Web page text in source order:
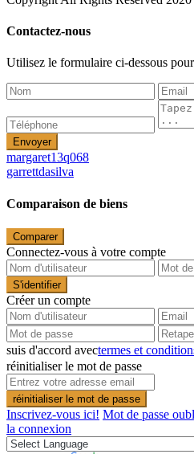
Contactez-nous
Utilisez le formulaire ci-dessous
Envoyer
margaret13q068
garrettdasilva
Comparaison de biens
Comparer
Connectez-vous à votre compte
S'identifier
Créer un compte
suis d'accord avectermes et
réinitialiser le mot de passe
réinitialiser le mot de passe
Inscrivez-vous ici! Mot de passe
la connexion